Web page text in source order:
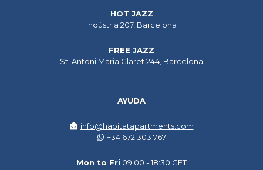
HOT JAZZ
Indústria 207, Barcelona
FREE JAZZ
St. Antoni Maria Claret 244, Barcelona
AYUDA
info@habitatapartments.com
+34 672 303 767
Mon to Fri 09:00 - 18:30 CET